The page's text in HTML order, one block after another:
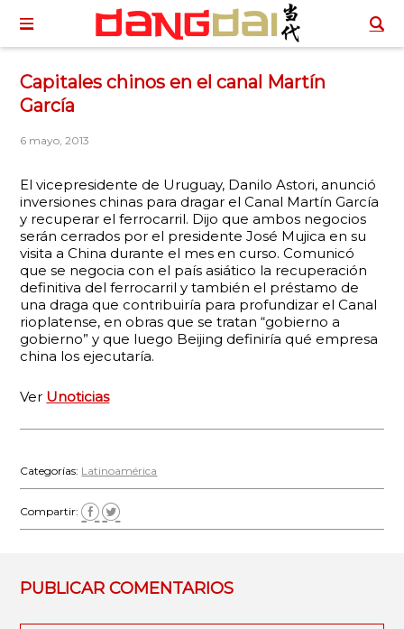
Capitales chinos en el canal Martín
García
6 mayo, 2013
El vicepresidente de Uruguay, Danilo Astori, anunció
inversiones chinas para dragar el Canal Martín García
y recuperar el ferrocarril. Dijo que ambos negocios
serán cerrados por el presidente José Mujica en su
visita a China durante el mes en curso. Comunicó
que se negocia con el país asiático la recuperación
definitiva del ferrocarril y también el préstamo de
una draga que contribuiría para profundizar el Canal
rioplatense, en obras que se tratan “gobierno a
gobierno” y que luego Beijing definiría qué empresa
china los ejecutaría.
Ver Unoticias
Categorías: Latinoamérica
Compartir:
PUBLICAR COMENTARIOS